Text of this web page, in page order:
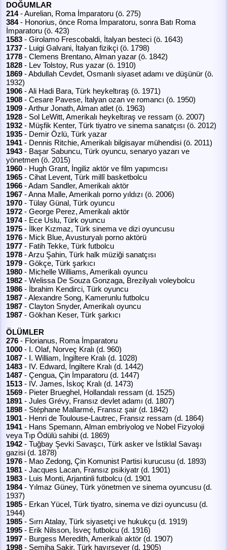
DOĞUMLAR
214- Aurelian, Roma İmparatoru (ö. 275)
384- Honorius, önce Roma İmparatoru, sonra Batı Roma
İmparatoru (ö. 423)
1583 - Girolamo Frescobaldi, İtalyan besteci (ö. 1643)
1737 - Luigi Galvani, İtalyan fizikçi (ö. 1798)
1778 - Clemens Brentano, Alman yazar (ö. 1842)
1828 - Lev Tolstoy, Rus yazar (ö. 1910)
1869 - Abdullah Cevdet, Osmanlı siyaset adamı ve düşünür (ö.
1932)
1906 - Ali Hadi Bara, Türk heykeltıraş (ö. 1971)
1908 - Cesare Pavese, İtalyan ozan ve romancı (ö. 1950)
1909 - Arthur Jonath, Alman atlet (ö. 1963)
1928 - Sol LeWitt, Amerikalı heykeltıraş ve ressam (ö. 2007)
1932 - Müşfik Kenter, Türk tiyatro ve sinema sanatçısı (ö. 2012)
1935 - Demir Özlü, Türk yazar
1941 - Dennis Ritchie, Amerikalı bilgisayar mühendisi (ö. 2011)
1943 - Başar Sabuncu, Türk oyuncu, senaryo yazarı ve
yönetmen (ö. 2015)
1960 - Hugh Grant, İngiliz aktör ve film yapımcısı
1965 - Cihat Levent, Türk millî basketbolcu
1966 - Adam Sandler, Amerikalı aktör
1967 - Anna Malle, Amerikalı porno yıldızı (ö. 2006)
1970 - Tülay Günal, Türk oyuncu
1972 - George Perez, Amerikalı aktör
1974- Ece Uslu, Türk oyuncu
1975 - İlker Kızmaz, Türk sinema ve dizi oyuncusu
1976 - Mick Blue, Avusturyalı porno aktörü
1977 - Fatih Tekke, Türk futbolcu
1978 - Arzu Şahin, Türk halk müziği sanatçısı
1979 - Gökçe, Türk şarkıcı
1980 - Michelle Williams, Amerikalı oyuncu
1982 - Welissa De Souza Gonzaga, Brezilyalı voleybolcu
1986 - İbrahim Kendirci, Türk oyuncu
1987 - Alexandre Song, Kamerunlu futbolcu
1987 - Clayton Snyder, Amerikalı oyuncu
1987 - Gökhan Keser, Türk şarkıcı
ÖLÜMLER
276 - Florianus, Roma İmparatoru
1000 - I. Olaf, Norveç Kralı (d. 960)
1087 - I. William, İngiltere Kralı (d. 1028)
1483 - IV. Edward, İngiltere Kralı (d. 1442)
1487 - Çengua, Çin İmparatoru (d. 1447)
1513 - IV. James, İskoç Kralı (d. 1473)
1569 - Pieter Brueghel, Hollandalı ressam (d. 1525)
1891 - Jules Grévy, Fransız devlet adamı (d. 1807)
1898 - Stéphane Mallarmé, Fransız şair (d. 1842)
1901 - Henri de Toulouse-Lautrec, Fransız ressam (d. 1864)
1941 - Hans Spemann, Alman embriyolog ve Nobel Fizyoloji
veya Tıp Ödülü sahibi (d. 1869)
1942 - Tuğbay Şevki Savaşcı, Türk asker ve İstiklal Savaşı
gazisi (d. 1878)
1976 - Mao Zedong, Çin Komunist Partisi kurucusu (d. 1893)
1981 - Jacques Lacan, Fransız psikiyatr (d. 1901)
1983 - Luis Monti, Arjantinli futbolcu (d. 1901
1984- Yılmaz Güney, Türk yönetmen ve sinema oyuncusu (d.
1937)
1985 - Erkan Yücel, Türk tiyatro, sinema ve dizi oyuncusu (d.
1944)
1985 - Sırrı Atalay, Türk siyasetçi ve hukukçu (d. 1919)
1995 - Erik Nilsson, İsveç futbolcu (d. 1916)
1997 - Burgess Meredith, Amerikalı aktör (d. 1907)
1998 - Semiha Şakir, Türk hayırsever (d. 1905)